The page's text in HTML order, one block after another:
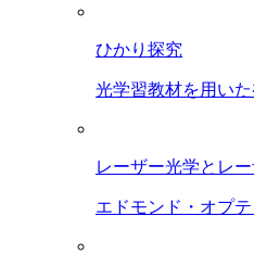
ひかり探究
光学習教材を用い
レーザー光学とレ
エドモンド・オプ